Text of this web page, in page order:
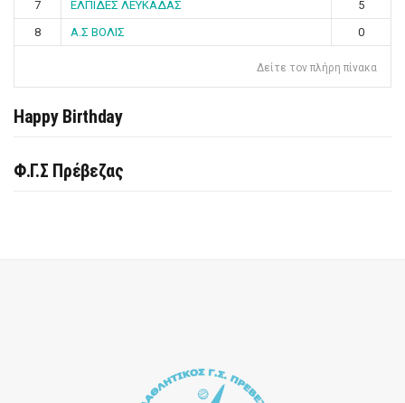
7
ΕΛΠΙΔΕΣ ΛΕΥΚΑΔΑΣ
5
8
Α.Σ ΒΟΛΙΣ 0
Δείτε τον πλήρη πίνακα
Happy Birthday
Φ.Γ.Σ Πρέβεζας